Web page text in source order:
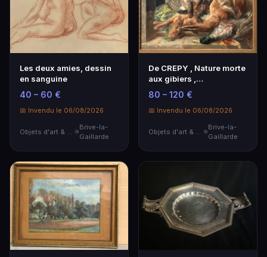
Les deux amies, dessin
en sanguine
40 – 60 €
📅 Invendu le 06/08/2026
Brive-la-
Gaillarde
De CREPY , Nature morte
aux gibiers ,
HSContreplaqué 54x76
80 – 120 €
📅 Invendu le 06/08/2026
Brive-la-
Gaillarde